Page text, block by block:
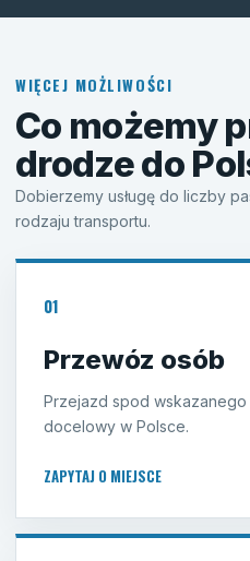
WIĘCEJ MOŻLIWOŚCI
Co możemy
drodze do
Dobierzemy usługę do liczby
rodzaju transportu.
01
Przewóz osób
Przejazd spod
docelowy w Polsce.
ZAPYTAJ O MIEJSCE